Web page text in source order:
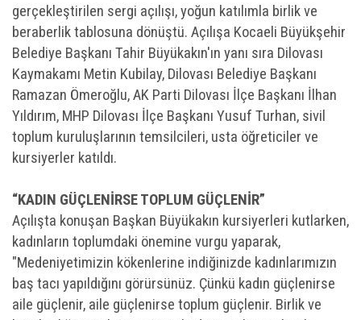
gerçekleştirilen sergi açılışı, yoğun katılımla birlik ve
beraberlik tablosuna dönüştü. Açılışa Kocaeli Büyükşehir
Belediye Başkanı Tahir Büyükakın'ın yanı sıra Dilovası
Kaymakamı Metin Kubilay, Dilovası Belediye Başkanı
Ramazan Ömeroğlu, AK Parti Dilovası İlçe Başkanı İlhan
Yıldırım, MHP Dilovası İlçe Başkanı Yusuf Turhan, sivil
toplum kuruluşlarının temsilcileri, usta öğreticiler ve
kursiyerler katıldı.
“KADIN GÜÇLENİRSE TOPLUM GÜÇLENİR”
Açılışta konuşan Başkan Büyükakın kursiyerleri kutlarken,
kadınların toplumdaki önemine vurgu yaparak,
"Medeniyetimizin kökenlerine indiğinizde kadınlarımızın
baş tacı yapıldığını görürsünüz. Çünkü kadın güçlenirse
aile güçlenir, aile güçlenirse toplum güçlenir. Birlik ve